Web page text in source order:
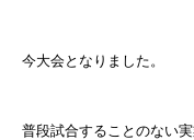
今大会となりました。
普段試合することのない実